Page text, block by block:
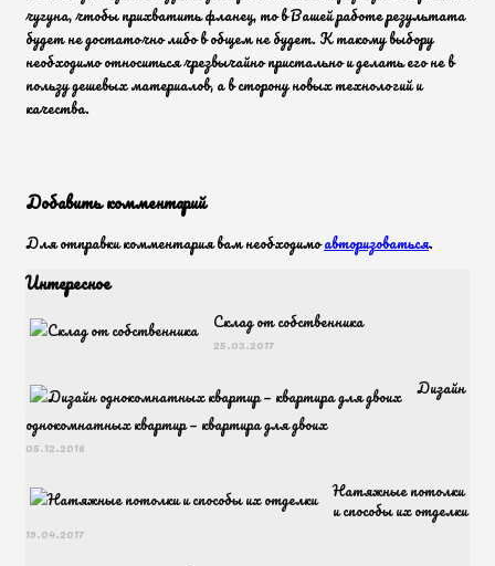
чугуна, чтобы прихватить фланец, то в Вашей работе результата
будет не достаточно либо в общем не будет. К такому выбору
необходимо относиться чрезвычайно пристально и делать его не в
пользу дешевых материалов, а в сторону новых технологий и
качества.
Добавить комментарий
Для отправки комментария вам необходимоавторизоваться.
Интересное
Склад от собственника
25.03.2017
Дизайн
однокомнатных квартир — квартира для двоих
05.12.2016
Натяжные потолки
и способы их отделки
19.04.2017